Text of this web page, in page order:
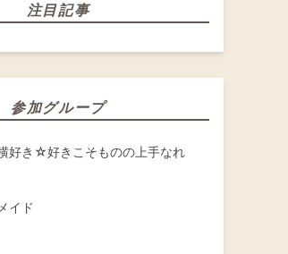
注目記事
参加グループ
好き☆好きこそものの上手なれ
イド